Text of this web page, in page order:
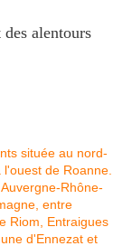
alentours